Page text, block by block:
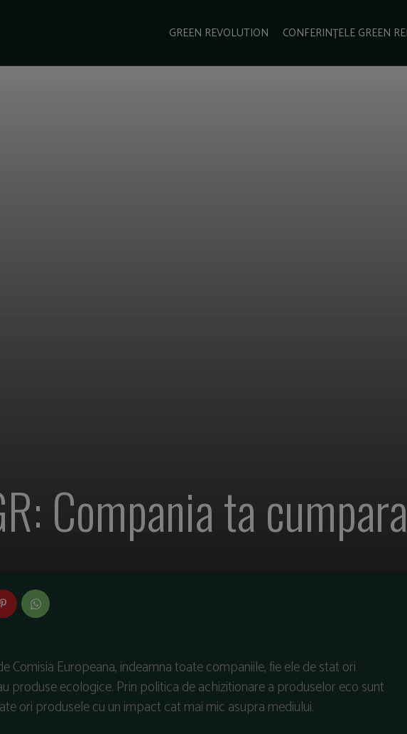
GREEN REVOLUTION CONFERINȚELE GREEN
SCHIMBĂRI CLIMATICE
Compania ta
Comisia Europeana, indeamna toate companiile, fie ele de stat ori
produse ecologice. Prin politica de achizitionare a produselor eco sunt
ori produsele cu un impact cat mai mic asupra mediului.